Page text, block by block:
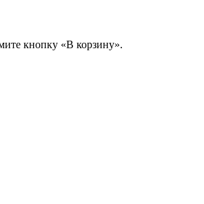
кнопку «В корзину».